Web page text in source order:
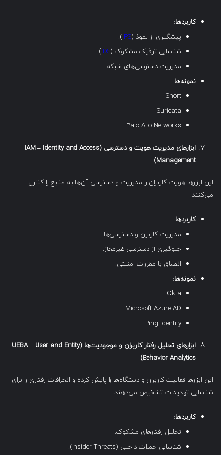
کاربردها:
پیشگیری از نفوذ (IPS
).
شناسایی ترافیک مشکوک (IDS
).
مدیریت دسترسی‌های شبکه.
نمونه‌ها:
Snort
Suricata
Palo Alto Networks
ابزارهای مدیریت هویت و دسترسی (IAM – Identity and Access
Management)
این ابزارها هویت کاربران را مدیریت و دسترسی آن‌ها به منابع را کنترل
می‌کنند.
کاربردها:
مدیریت کاربران و دسترسی‌ها.
جلوگیری از دسترسی غیرمجاز.
انطباق با مقررات امنیتی.
نمونه‌ها:
Okta
Microsoft Azure AD
Ping Identity
ابزارهای تحلیل رفتار کاربران و موجودیت‌ها (UEBA – User and Entity
Behavior Analytics)
این ابزارها فعالیت کاربران و دستگاه‌ها را پایش کرده و انحرافات رفتاری را برای
شناسایی تهدیدات تشخیص می‌دهند.
کاربردها:
تحلیل رفتارهای مشکوک.
شناسایی حملات داخلی (Insider Threats).